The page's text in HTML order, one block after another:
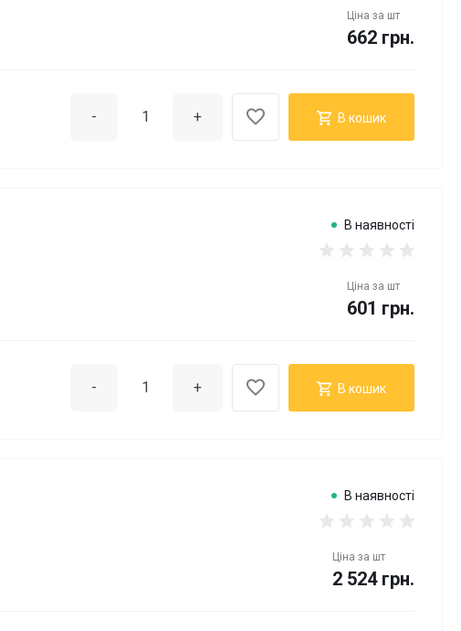
Ціна за шт
662 грн.
- + В кошик
В наявності
Ціна за шт
601 грн.
- + В кошик
В наявності
Ціна за шт
2 524 грн.